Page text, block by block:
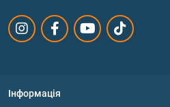
Інформація